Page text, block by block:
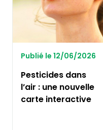
Publié le 12/06/2026
Pesticides dans
l’air : une nouvelle
carte interactive